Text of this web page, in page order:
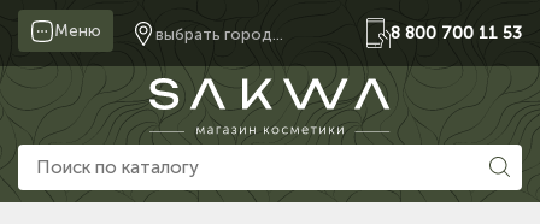
Меню выбрать город... 8 800 700 11 53